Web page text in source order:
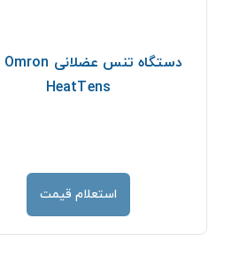
HeatTens
استعلام قیمت